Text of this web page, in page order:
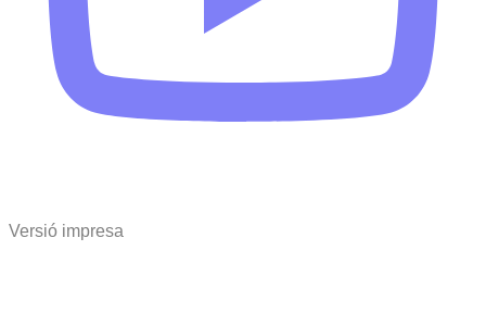
Versió impresa